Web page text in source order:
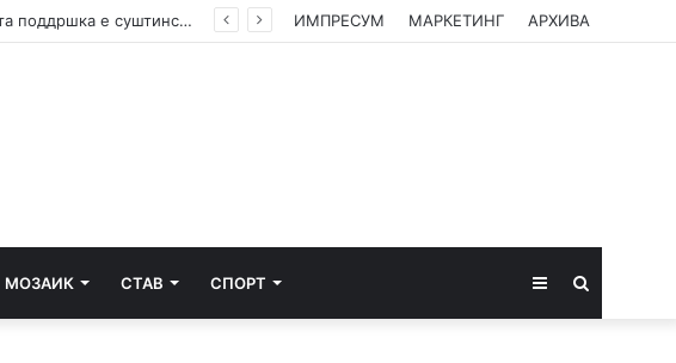
(ФОТО) Ахмети на средба со в.д. амбасадорката на САД: Американската поддршка е суштинска за зачувување на духот на Охридскиот договор ИМПРЕСУМ МАРКЕТИНГ АРХИВА
МОЗАИК СТАВ СПОРТ Sidebar